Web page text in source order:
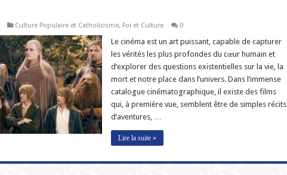
Culture Populaire et Catholicisme, Foi et Culture 0
Le cinéma est un art puissant, capable de capturer
les vérités les plus profondes du cœur humain et
d’explorer des questions existentielles sur la vie, la
mort et notre place dans l’univers. Dans l’immense
catalogue cinématographique, il existe des films
qui, à première vue, semblent être de simples récits
d’aventures, …
Lire la suite »